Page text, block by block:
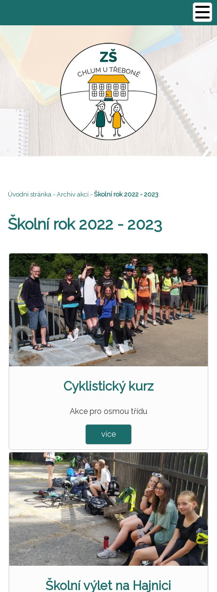
Úvodní stránka - Archiv akcí - Školní rok 2022 - 2023
Školní rok 2022 - 2023
Cyklistický kurz
Akce pro osmou třídu
více
Školní výlet na Hajnici